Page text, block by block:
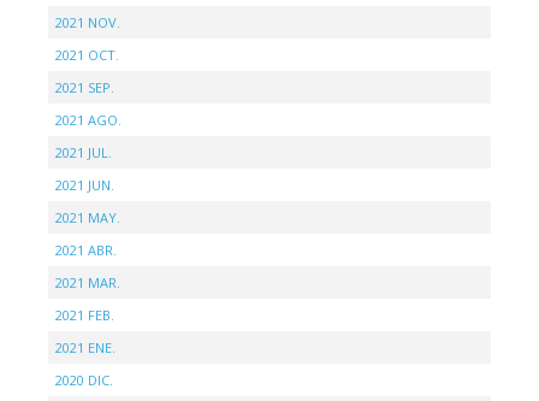
2021 NOV.
2021 OCT.
2021 SEP.
2021 AGO.
2021 JUL.
2021 JUN.
2021 MAY.
2021 ABR.
2021 MAR.
2021 FEB.
2021 ENE.
2020 DIC.